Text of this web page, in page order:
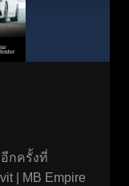
กครั้งที่
| MB Empire